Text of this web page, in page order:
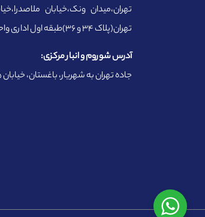
تهران،میدان ونک،خیابان
تهران(پلاک ۳۴ و ۳۶)طبقه اول اداری واحد ۲
آدرس شوروم و انبار مرکزی:
جاده تهران به شهریار، باغستان، خیابان ۱۵ متری سبلان،نبش وحید ۳ پلاک ۱۱۰